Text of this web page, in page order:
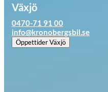
Växjö
0470-71 91 00
info@kronobergsbil.se
ÖppettiderVäxjö